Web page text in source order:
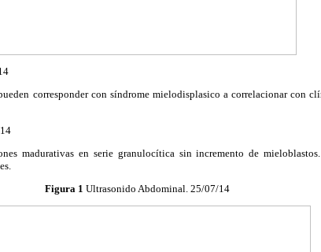
corresponder con síndrome mielodisplasico a correlacionar con
madurativas en serie granulocítica sin incremento de
Figura 1 Ultrasonido Abdominal. 25/07/14